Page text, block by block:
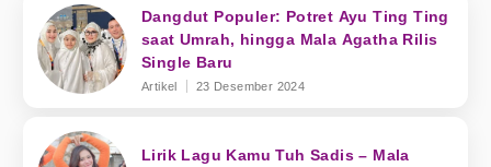
Dangdut Populer: Potret Ayu Ting Ting
saat Umrah, hingga Mala Agatha Rilis
Single Baru
Artikel 23 Desember 2024
Lirik Lagu Kamu Tuh Sadis – Mala